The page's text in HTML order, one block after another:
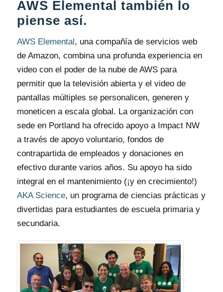
AWS Elemental también lo
piense así.
AWS Elemental , una compañía de servicios web
de Amazon, combina una profunda experiencia en
video con el poder de la nube de AWS para
permitir que la televisión abierta y el video de
pantallas múltiples se personalicen, generen y
moneticen a escala global. La organización con
sede en Portland ha ofrecido apoyo a Impact NW
a través de apoyo voluntario, fondos de
contrapartida de empleados y donaciones en
efectivo durante varios años. Su apoyo ha sido
integral en el mantenimiento (¡y en crecimiento!)
AKA Science, un programa de ciencias prácticas y
divertidas para estudiantes de escuela primaria y
secundaria.